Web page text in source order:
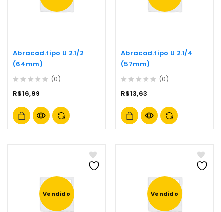
Abracad.tipo U 2.1/2
(64mm)
out
5
(0)
R$16,99
Abracad.tipo U 2.1/4
(57mm)
out
5
(0)
R$13,63
Vendido Vendido